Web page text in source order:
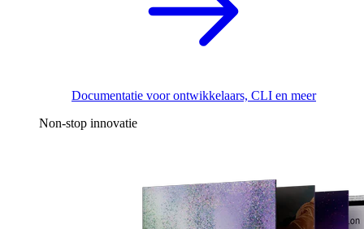
Documentatie voor ontwikkelaars, CLI en meer
Non-stop innovatie